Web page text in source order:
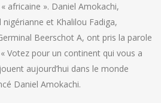
africaine ». Daniel Amokachi,
et Khalilou Fadiga,
Beerschot A, ont pris la parole
Votez pour un continent qui vous a
aujourd’hui dans le monde
Daniel Amokachi.